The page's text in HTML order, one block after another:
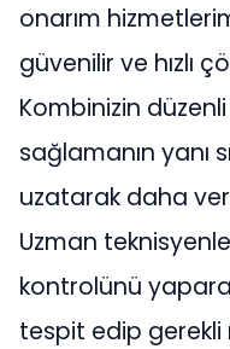
onarım
güvenilir ve hızlı
Kombinizin
sağlamanın yanı
uzatarak daha
Uzman
kontrolünü
tespit edip